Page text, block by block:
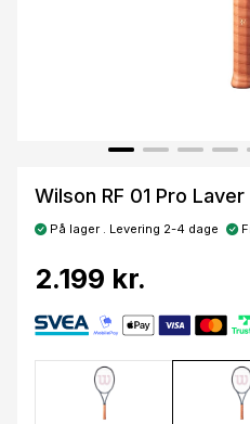
Wilson RF 01 Pro Laver
På lager . Levering 2-4 dage
2.199 kr.